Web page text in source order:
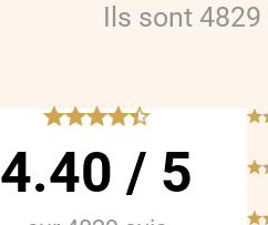
Ils sont 4829
*****
4.40 / 5